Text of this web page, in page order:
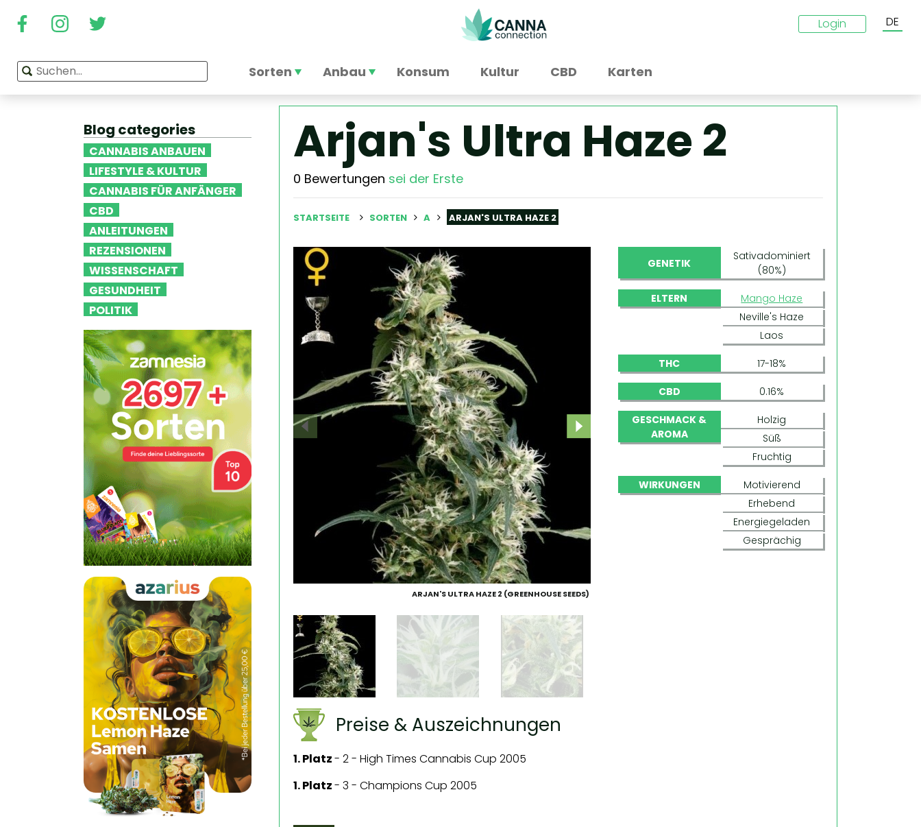
Login DE
Sorten Anbau Konsum Kultur CBD Karten
Blog categories
CANNABIS ANBAUEN
LIFESTYLE & KULTUR
CANNABIS FÜR ANFÄNGER
CBD
ANLEITUNGEN
REZENSIONEN
WISSENSCHAFT
GESUNDHEIT
POLITIK
Arjan's Ultra Haze 2
0 Bewertungen sei der Erste
STARTSEITE SORTEN A ARJAN'S ULTRA HAZE 2
ARJAN'S ULTRA HAZE 2 (GREENHOUSE SEEDS)
GENETIK
Sativadominiert
(80%)
ELTERN
Mango Haze
Neville's Haze
Laos
THC 17-18%
CBD 0.16%
GESCHMACK &
AROMA
Holzig
Süß
Fruchtig
WIRKUNGEN
Motivierend
Erhebend
Energiegeladen
Gesprächig
Preise & Auszeichnungen
1. Platz- 2 - High Times Cannabis Cup 2005
1. Platz- 3 - Champions Cup 2005